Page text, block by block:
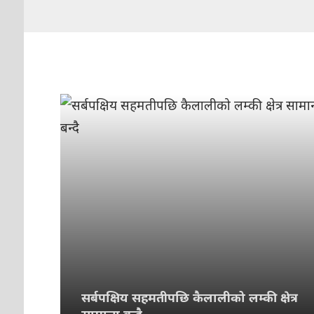
सर्बपक्षिय सहमतीपछि कैलालीको लम्की क्षेत्र